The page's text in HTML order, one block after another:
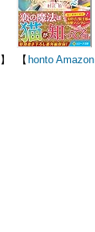
】 【 honto Amazon